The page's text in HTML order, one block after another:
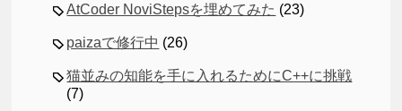
AtCoder NoviStepsを埋めてみた (23)
paizaで修行中 (26)
猫並みの知能を手に入れるためにC++に挑戦
(7)